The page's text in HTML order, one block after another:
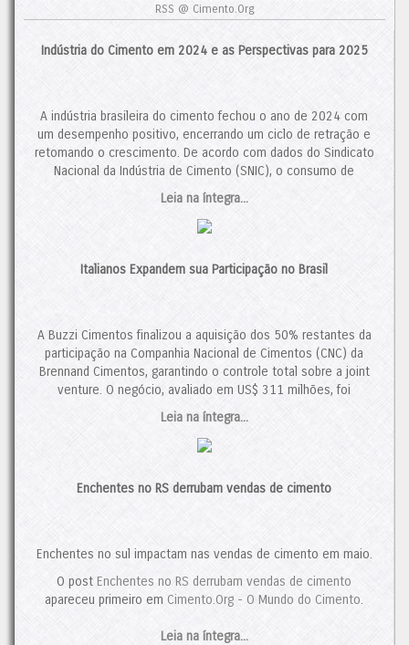
RSS @ Cimento.Org
Indústria do Cimento em 2024 e as Perspectivas para 2025
A indústria brasileira do cimento fechou o ano de 2024 com
um desempenho positivo, encerrando um ciclo de retração e
retomando o crescimento. De acordo com dados do Sindicato
Nacional da Indústria de Cimento (SNIC), o consumo de
cimento totalizou 64,7 milhões de toneladas, um aumento de
3,9% em relação a 2023. Esse resultado representa […]
Indústria do Cimento em 2024 e as Perspectivas para
Cimento.
Leia na íntegra...
Italianos Expandem sua Participação no Brasil
A Buzzi Cimentos finalizou a aquisição dos 50% restantes da
participação na Companhia Nacional de Cimentos (CNC) da
Brennand Cimentos, garantindo o controle total sobre a joint
venture. O negócio, avaliado em US$ 311 milhões, foi
aprovado pelo Conselho Administrativo de Defesa Econômica
(CADE). Analistas ressaltam que a recuperação da demanda,
juntamente com o crescimento do setor da construção civil,
para 2024 aponta para um crescimento de 3,7%. No entanto,
Contudo, se o consumo de cimento mantiver sua trajetória de
crescimento em 2025, isso poderá proporcionar um alívio ao
setor, interrompendo, assim, a tendência de concentração de
mercado.
Italianos Expandem sua Participação no Brasil
Leia na íntegra...
Enchentes no RS derrubam vendas de cimento
Enchentes no sul impactam nas vendas de cimento em maio.
O post Enchentes no RS derrubam vendas de cimento
apareceu primeiro em Cimento.Org - O Mundo do Cimento.
Leia na íntegra...